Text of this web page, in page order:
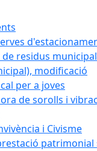
residus
modificació
per a joves
de sorolls i
i Civisme